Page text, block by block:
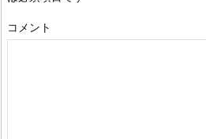
コメント